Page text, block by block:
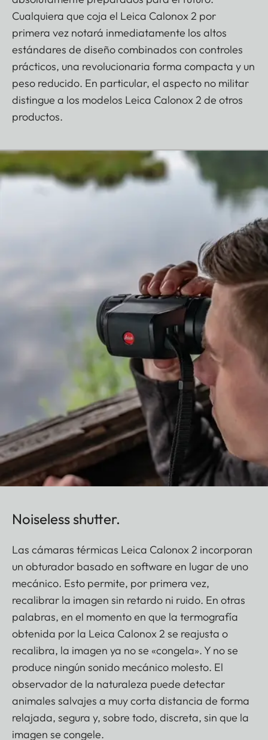
Cualquiera que coja el Leica Calonox 2 por
primera vez notará inmediatamente los altos
estándares de diseño combinados con controles
prácticos, una revolucionaria forma compacta y un
peso reducido. En particular, el aspecto no militar
distingue a los modelos Leica Calonox 2 de otros
productos.
Noiseless shutter.
Las cámaras térmicas Leica Calonox 2 incorporan
un obturador basado en software en lugar de uno
mecánico. Esto permite, por primera vez,
recalibrar la imagen sin retardo ni ruido. En otras
palabras, en el momento en que la termografía
obtenida por la Leica Calonox 2 se reajusta o
recalibra, la imagen ya no se «congela». Y no se
produce ningún sonido mecánico molesto. El
observador de la naturaleza puede detectar
animales salvajes a muy corta distancia de forma
relajada, segura y, sobre todo, discreta, sin que la
imagen se congele.